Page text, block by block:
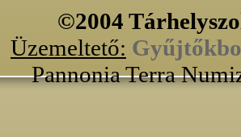
©2004
Üzemeltető:
Pannonia Terra